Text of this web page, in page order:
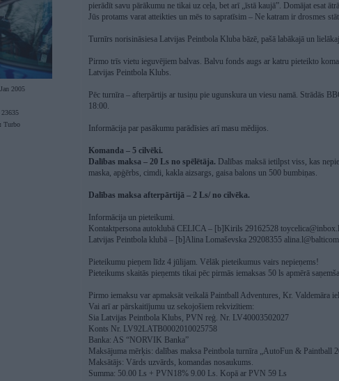
2005
23635
Turbo
pierādīt savu pārākumu ne tikai uz ceļa, bet arī „īstā kaujā”. Domājat esat
Jūs protams varat atteikties un mēs to sapratīsim – Ne katram ir drosmes
Turnīrs norisināsiesа Latvijas Peintbola Kluba bāzē, pašā labākajā un
Pirmo trīs vietu ieguvējiem balvas. Balvu fonds augs ar katru pieteikto
Latvijas Peintbola Klubs.
Pēc turnīra – afterpārtijs ar tusiņu pie ugunskura un viesu namā. Strādās
18:00.
Informācija par pasākumu parādīsies arī masu mēdijos.
Komanda – 5 cilvēki.
Dalības maksa – 20 Ls no spēlētāja. Dalības maksā ietilpst viss, kas
maska, apģērbs, cimdi, kakla aizsargs, gaisa balons un 500 bumbiņas.
Dalības maksa afterpārtijā – 2 Ls/ no cilvēka.
Informācija un pieteikumi.
Kontaktpersona autoklubā CELICA – [b]Kirils 29162528
Latvijas Peintbola klubā – [b]Alina Lomaševska 29208355
Pieteikumu pieņem līdz 4 jūlijam. Vēlāk pieteikumus vairs nepieņems!
Pieteikums skaitās pieņemts tikai pēc pirmās iemaksas 50 ls apmērā
Pirmo iemaksu var apmaksāt veikalā Paintball Adventures, Kr. Valdemāra
Vai arī ar pārskaitījumu uz sekojošiem rekvizītiem:
Sia Latvijas Peintbola Klubs, PVN reģ. Nr. LV40003502027
Konts Nr. LV92LATB0002010025758
Banka: AS “NORVIK Banka”
Maksājuma mērķis: dalības maksa Peintbola turnīra „AutoFun & Paintball
Maksātājs: Vārds uzvārds, komandas nosaukums.
Summa: 50.00 Ls + PVN18% 9.00 Ls. Kopā ar PVN 59 Ls